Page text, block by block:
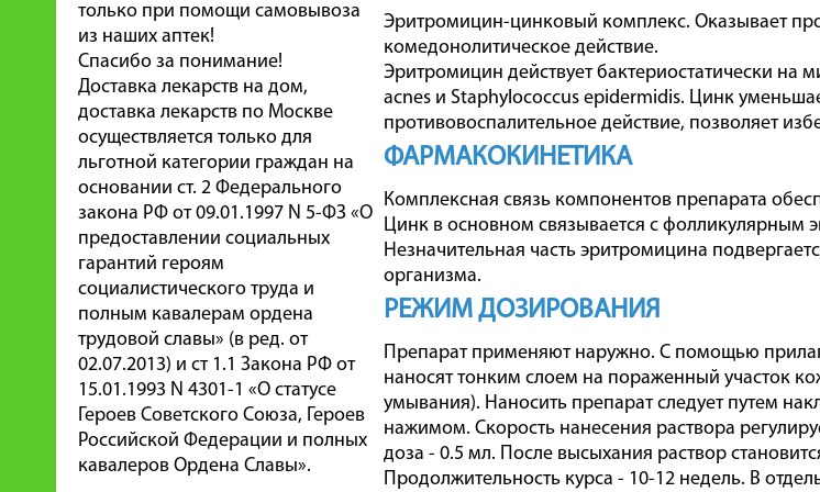
только при помощи самовывоза
из наших аптек!
Спасибо за понимание!
Доставка лекарств на дом,
доставка лекарств по Москве
осуществляется только для
льготной категории граждан на
основании ст. 2 Федерального
закона РФ от 09.01.1997 N 5-ФЗ «О
предоставлении социальных
гарантий героям
социалистического труда и
полным кавалерам ордена
трудовой славы» (в ред. от
02.07.2013) и ст 1.1 Закона РФ от
15.01.1993 N 4301-1 «О статусе
Героев Советского Союза, Героев
Российской Федерации и полных
кавалеров Ордена Славы».
Эритромицин-цинковый комплекс. Оказывает
комедонолитическое действие.
Эритромицин действует бактериостатически
acnes и Staphylococcus epidermidis. Цинк
противовоспалительное действие, позволяет
ФАРМАКОКИНЕТИКА
Комплексная связь компонентов препарата
Цинк в основном связывается с фолликулярным
Незначительная часть эритромицина
организма.
РЕЖИМ ДОЗИРОВАНИЯ
Препарат применяют наружно. С помощью
наносят тонким слоем на пораженный участок
умывания). Наносить препарат следует путем
нажимом. Скорость нанесения раствора
доза - 0.5 мл. После высыхания раствор
Продолжительность курса - 10-12 недель. В